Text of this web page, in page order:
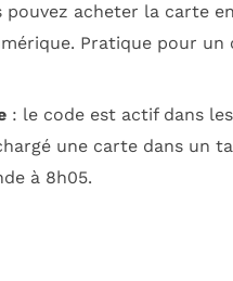
acheter la carte
Pratique pour un
: le code est actif dans
une carte dans un
à 8h05.